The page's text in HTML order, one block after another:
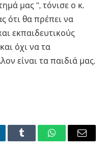
μας “, τόνισε ο κ.
ότι θα πρέπει να
εκπαιδευτικούς
όχι να τα
είναι τα παιδιά μας.
Tumblr WhatsAppEmail